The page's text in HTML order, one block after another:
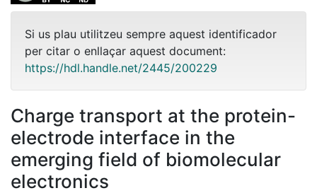
Si us plau utilitzeu sempre aquest identificador
per citar o enllaçar aquest document:
https://hdl.handle.net/2445/200229
Charge transport at the protein-
electrode interface in the
emerging field of biomolecular
electronics